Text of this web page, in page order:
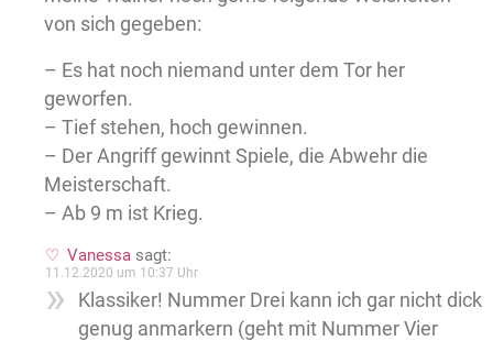
von sich gegeben:
– Es hat noch niemand unter dem Tor her
geworfen.
– Tief stehen, hoch gewinnen.
– Der Angriff gewinnt Spiele, die Abwehr die
Meisterschaft.
– Ab 9 m ist Krieg.
Vanessa sagt:
11.12.2020 um 10:37 Uhr
Klassiker! Nummer Drei kann ich gar nicht dick
genug anmarkern (geht mit Nummer Vier